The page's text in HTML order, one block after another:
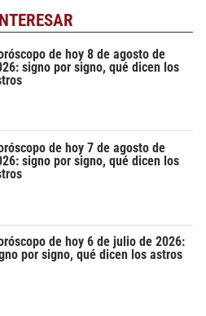
de hoy 8 de agosto de
signo por signo, qué dicen los
de hoy 7 de agosto de
signo por signo, qué dicen los
de hoy 6 de julio de 2026:
por signo, qué dicen los astros